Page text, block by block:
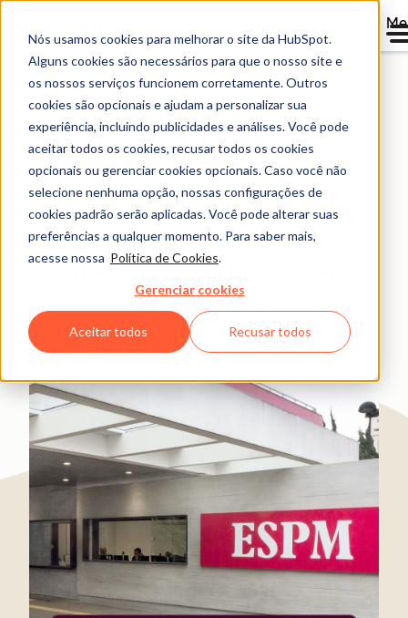
Nós usamos cookies para melhorar o site da HubSpot.
Alguns cookies são necessários para que o nosso site e
os nossos serviços funcionem corretamente. Outros
cookies são opcionais e ajudam a personalizar sua
experiência, incluindo publicidades e análises. Você pode
aceitar todos os cookies, recusar todos os cookies
opcionais ou gerenciar cookies opcionais. Caso você não
selecione nenhuma opção, nossas configurações de
cookies padrão serão aplicadas. Você pode alterar suas
preferências a qualquer momento. Para saber mais,
acesse nossa Política de Cookies.
Gerenciar cookies
Aceitar todos Recusar todos
Diretório
ESPM fortalece
experiência de alunos e
candidatos com
plataforma de gestão
unificada
Educação